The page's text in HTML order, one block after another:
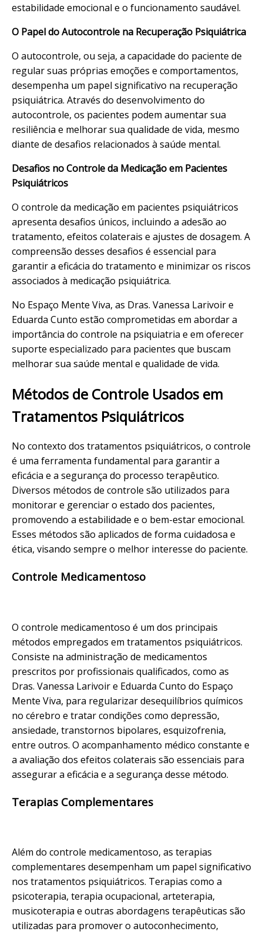
estabilidade emocional e o funcionamento saudável.
O Papel do Autocontrole na Recuperação Psiquiátrica
O autocontrole, ou seja, a capacidade do paciente de
regular suas próprias emoções e comportamentos,
desempenha um papel significativo na recuperação
psiquiátrica. Através do desenvolvimento do
autocontrole, os pacientes podem aumentar sua
resiliência e melhorar sua qualidade de vida, mesmo
diante de desafios relacionados à saúde mental.
Desafios no Controle da Medicação em Pacientes
Psiquiátricos
O controle da medicação em pacientes psiquiátricos
apresenta desafios únicos, incluindo a adesão ao
tratamento, efeitos colaterais e ajustes de dosagem. A
compreensão desses desafios é essencial para
garantir a eficácia do tratamento e minimizar os riscos
associados à medicação psiquiátrica.
No Espaço Mente Viva, as Dras. Vanessa Larivoire
Eduarda Cunto estão comprometidas em abordar a
importância do controle na psiquiatria e em oferecer
suporte especializado para pacientes que buscam
melhorar sua saúde mental e qualidade de vida.
Métodos de Controle Usados em
Tratamentos Psiquiátricos
No contexto dos tratamentos psiquiátricos, o controle
é uma ferramenta fundamental para garantir a
eficácia e a segurança do processo terapêutico.
Diversos métodos de controle são utilizados para
monitorar e gerenciar o estado dos pacientes,
promovendo a estabilidade e o bem-estar emocional.
Esses métodos são aplicados de forma cuidadosa e
ética, visando sempre o melhor interesse do paciente.
Controle Medicamentoso
O controle medicamentoso é um dos principais
métodos empregados em tratamentos psiquiátricos.
Consiste na administração de medicamentos
prescritos por profissionais qualificados, como as
Dras. Vanessa Larivoir e Eduarda Cunto do Espaço
Mente Viva, para regularizar desequilíbrios químicos
no cérebro e tratar condições como depressão,
ansiedade, transtornos bipolares, esquizofrenia,
entre outros. O acompanhamento médico constante e
a avaliação dos efeitos colaterais são essenciais para
assegurar a eficácia e a segurança desse método.
Terapias Complementares
Além do controle medicamentoso, as terapias
complementares desempenham um papel significativo
nos tratamentos psiquiátricos. Terapias como a
psicoterapia, terapia ocupacional, arteterapia,
musicoterapia e outras abordagens terapêuticas são
utilizadas para promover o autoconhecimento,